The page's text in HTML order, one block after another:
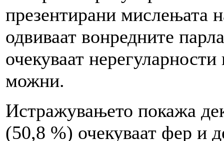
презентирани мислењата
одвиваат вонредните
очекуваат
можни.
Истражувањето покажа
(50,8 %) очекуваат фер и